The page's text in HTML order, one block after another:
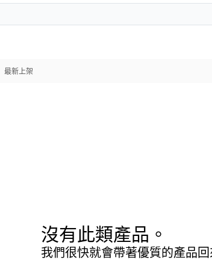
最新上架
沒有此類產品。
我們很快就會帶著優質的產品